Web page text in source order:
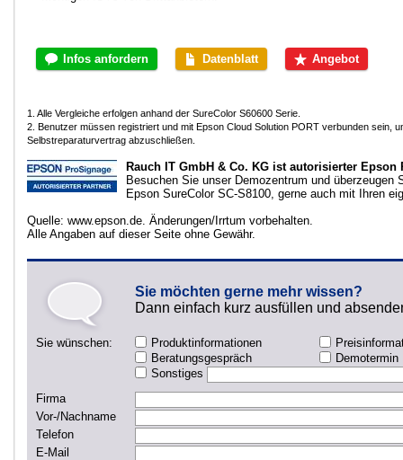
Infos anfordern Datenblatt Angebot
1. Alle Vergleiche erfolgen anhand der SureColor S60600 Serie.
2. Benutzer müssen registriert und mit Epson Cloud Solution PORT verbunden sein,
Selbstreparaturvertrag abzuschließen.
Rauch IT GmbH & Co. KG ist autorisierter Epson
Besuchen Sie unser Demozentrum und überzeugen
Epson SureColor SC-S8100, gerne auch mit Ihren
Quelle: www.epson.de. Änderungen/Irrtum vorbehalten.
Alle Angaben auf dieser Seite ohne Gewähr.
Sie möchten gerne mehr wissen?
Dann einfach kurz ausfüllen und
Sie wünschen: Produktinformationen
Beratungsgespräch
Demotermin
Sonstiges
Firma
Vor-/Nachname
Telefon
E-Mail